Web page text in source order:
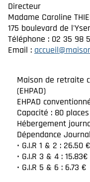
Directeur
Madame Caroline
175 boulevard de
Téléphone : 02 35 98
Email :
Maison de retraite
(EHPAD)
EHPAD
Capacité : 80
Hébergement
Dépendance
• G.I.R 1 & 2 : 26.50 €
• G.I.R 3 & 4 : 15.83€
• G.I.R 5 & 6 : 6.73 €